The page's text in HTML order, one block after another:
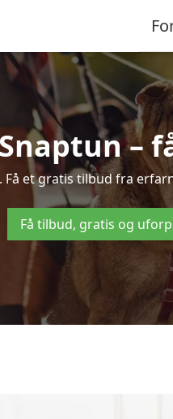
–
Få et gratis tilbud fra
Få tilbud, gratis og